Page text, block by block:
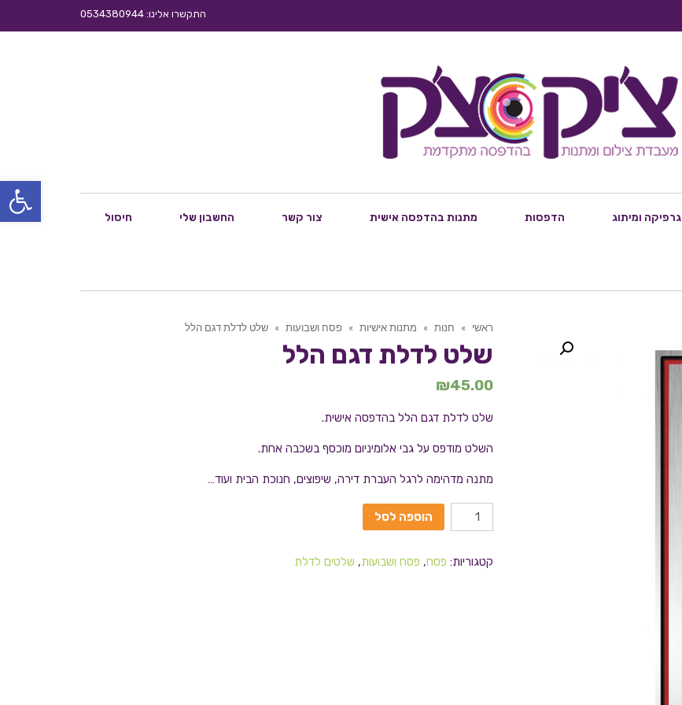
פתח
התקשרו אלינו: 0534380944
גרפיקה ומיתוג הדפסות מתנות בהדפסה אישית צור קשר החשבון שלי חיסול
ראשי » חנות » מתנות אישיות » פסח ושבועות » שלט לדלת דגם הלל
שלט לדלת דגם הלל
₪45.00
שלט לדלת דגם הלל בהדפסה אישית.
השלט מודפס על גבי אלומיניום מוכסף בשכבה אחת.
מתנה מדהימה לרגל העברת דירה, שיפוצים, חנוכת הבית ועוד…
הוספה לסל
קטגוריות: פסח, פסח ושבועות, שלטים לדלת